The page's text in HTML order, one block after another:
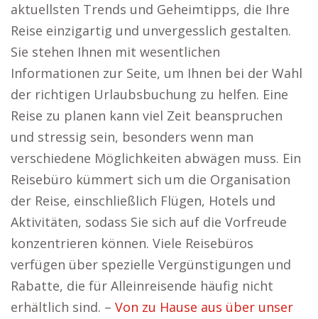
aktuellsten Trends und Geheimtipps, die Ihre
Reise einzigartig und unvergesslich gestalten.
Sie stehen Ihnen mit wesentlichen
Informationen zur Seite, um Ihnen bei der Wahl
der richtigen Urlaubsbuchung zu helfen. Eine
Reise zu planen kann viel Zeit beanspruchen
und stressig sein, besonders wenn man
verschiedene Möglichkeiten abwägen muss. Ein
Reisebüro kümmert sich um die Organisation
der Reise, einschließlich Flügen, Hotels und
Aktivitäten, sodass Sie sich auf die Vorfreude
konzentrieren können. Viele Reisebüros
verfügen über spezielle Vergünstigungen und
Rabatte, die für Alleinreisende häufig nicht
erhältlich sind. – Von zu Hause aus über unser